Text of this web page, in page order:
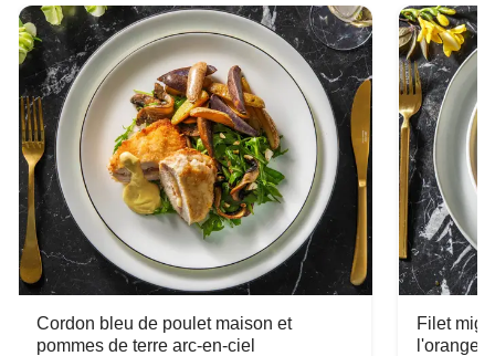
Cordon bleu de poulet maison et
pommes de terre arc-en-ciel
Filet
l'orange